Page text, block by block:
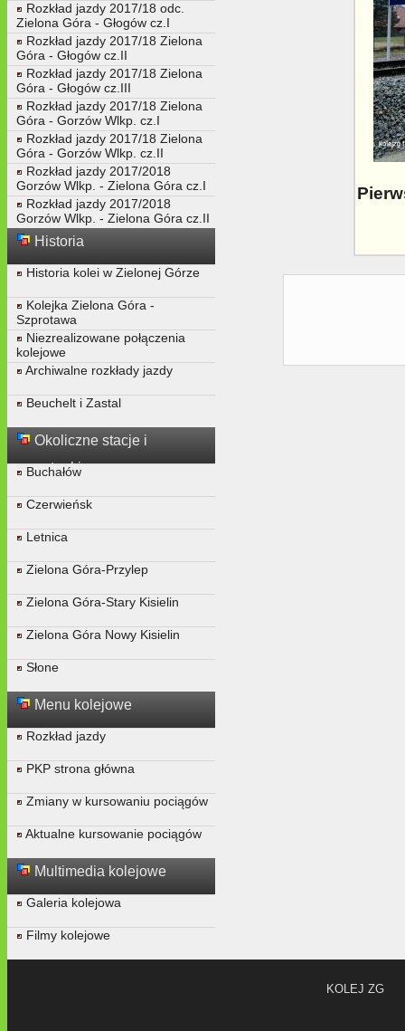
Rozkład jazdy 2017/18 odc.
Zielona Góra - Głogów cz.I
Rozkład jazdy 2017/18 Zielona
Góra - Głogów cz.II
Rozkład jazdy 2017/18 Zielona
Góra - Głogów cz.III
Rozkład jazdy 2017/18 Zielona
Góra - Gorzów Wlkp. cz.I
Rozkład jazdy 2017/18 Zielona
Góra - Gorzów Wlkp. cz.II
Rozkład jazdy 2017/2018
Gorzów Wlkp. - Zielona Góra cz.I
Rozkład jazdy 2017/2018
Gorzów Wlkp. - Zielona Góra cz.II
Historia
Historia kolei w Zielonej Górze
Kolejka Zielona Góra -
Szprotawa
Niezrealizowane połączenia
kolejowe
Archiwalne rozkłady jazdy
Beuchelt i Zastal
Okoliczne stacje i
przystanki
Buchałów
Czerwieńsk
Letnica
Zielona Góra-Przylep
Zielona Góra-Stary Kisielin
Zielona Góra Nowy Kisielin
Słone
Menu kolejowe
Rozkład jazdy
PKP strona główna
Zmiany w kursowaniu pociągów
Aktualne kursowanie pociągów
Multimedia kolejowe
Galeria kolejowa
Filmy kolejowe
KOLEJ ZG